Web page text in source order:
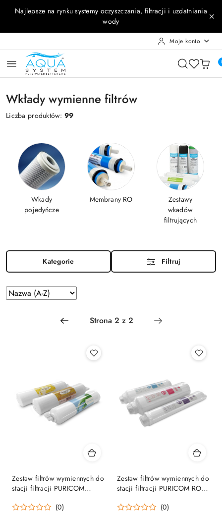
Przejdź do treści głównej
Przejdź do wyszukiwarki
Przejdź do moje konto
Przejdź do menu głównego
Przejdź do stopki
Najlepsze na rynku systemy oczyszczania, filtracji i uzdatniania
wody
Moje konto
Wkłady wymienne filtrów
Liczba produktów:99
Wkady
pojedyńcze
Membrany RO
Zestawy
wkadów
filtrujących
Kategorie Filtruj
Zastosowano
sortowanie:
Sortuj
według
Zestaw filtrów wymiennych do
stacji filtracji PURICOM
(0)
Zestaw filtrów wymiennych do
stacji filtracji PURICOM RO
(0)